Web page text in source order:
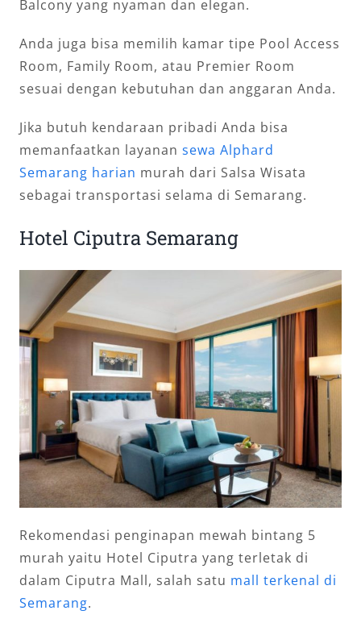
Balcony yang nyaman dan elegan.
Anda juga bisa memilih kamar tipe Pool Access
Room, Family Room, atau Premier Room
sesuai dengan kebutuhan dan anggaran Anda.
Jika butuh kendaraan pribadi Anda bisa
memanfaatkan layanan sewa Alphard
Semarang harian murah dari Salsa Wisata
sebagai transportasi selama di Semarang.
Hotel Ciputra Semarang
Rekomendasi penginapan mewah bintang 5
murah yaitu Hotel Ciputra yang terletak di
dalam Ciputra Mall, salah satu mall terkenal di
Semarang.